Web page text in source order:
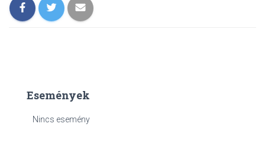
Események
Nincs esemény